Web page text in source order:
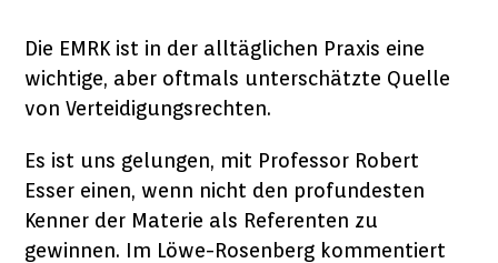
Die EMRK ist in der alltäglichen Praxis eine
wichtige, aber oftmals unterschätzte Quelle
von Verteidigungsrechten.
Es ist uns gelungen, mit Professor Robert
Esser einen, wenn nicht den profundesten
Kenner der Materie als Referenten zu
gewinnen. Im Löwe-Rosenberg kommentiert